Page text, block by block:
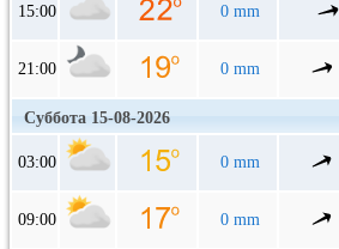
15:00 0 mm
21:00 0 mm
Суббота 15-08-2026
03:00 0 mm
09:00 0 mm